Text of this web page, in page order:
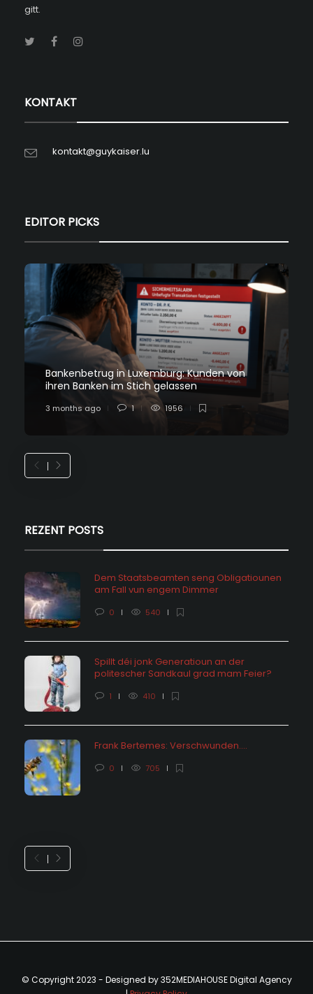
gitt.
KONTAKT
kontakt@guykaiser.lu
EDITOR PICKS
Bankenbetrug in Luxemburg: Kunden von
ihren Banken im Stich gelassen
3 months ago 1 1956
REZENT POSTS
Dem Staatsbeamten seng Obligatiounen
am Fall vun engem Dimmer
0 540
Spillt déi jonk Generatioun an der
politescher Sandkaul grad mam Feier?
1 410
Frank Bertemes: Verschwunden….
0 705
© Copyright 2023 - Designed by 352MEDIAHOUSE Digital Agency